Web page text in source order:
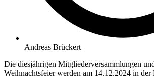
Andreas Brückert
Die diesjährigen Mitgliederversammlungen
Weihnachtsfeier werden am 14.12.2024 in der